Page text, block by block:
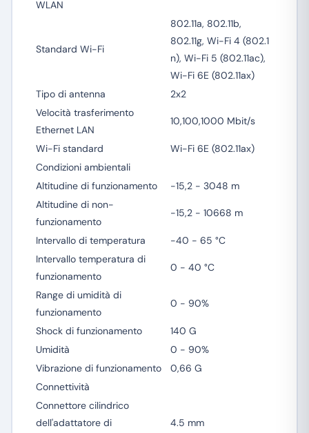
WLAN
Standard Wi-Fi
802.11a, 802.11b,
802.11g, Wi-Fi 4 (802.1
n), Wi-Fi 5 (802.11ac),
Wi-Fi 6E (802.11ax)
Tipo di antenna
2x2
Velocità trasferimento
Ethernet LAN
10,100,1000 Mbit/s
Wi-Fi standard
Wi-Fi 6E (802.11ax)
Condizioni ambientali
Altitudine di funzionamento
-15,2 - 3048 m
Altitudine di non-
funzionamento
-15,2 - 10668 m
Intervallo di temperatura
-40 - 65 °C
Intervallo temperatura di
funzionamento
0 - 40 °C
Range di umidità di
funzionamento
0 - 90%
Shock di funzionamento
140 G
Umidità
0 - 90%
Vibrazione di funzionamento
0,66 G
Connettività
Connettore cilindrico
dell'adattatore di
4.5 mm